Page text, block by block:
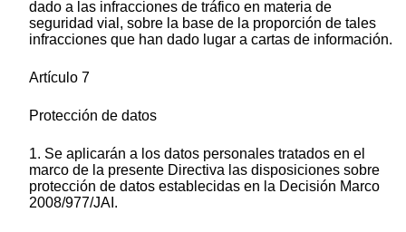
dado a las infracciones de tráfico en materia de
seguridad vial, sobre la base de la proporción de tales
infracciones que han dado lugar a cartas de información.
Artículo 7
Protección de datos
1. Se aplicarán a los datos personales tratados en el
marco de la presente Directiva las disposiciones sobre
protección de datos establecidas en la Decisión Marco
2008/977/JAI.